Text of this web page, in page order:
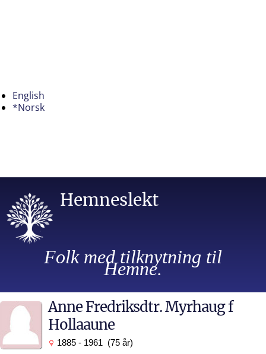
English
*Norsk
Hemneslekt
Folk med tilknytning til
Hemne.
Anne Fredriksdtr. Myrhaug f
Hollaaune
1885 - 1961 (75 år)